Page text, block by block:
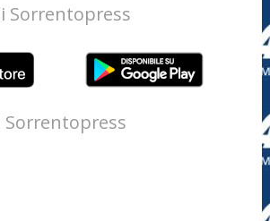
Sorrentopress